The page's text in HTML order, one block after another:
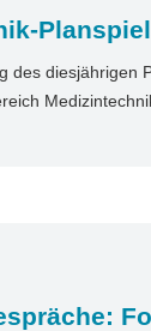
des diesjährigen